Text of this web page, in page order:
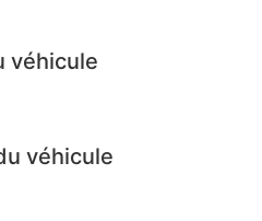
véhicule
véhicule